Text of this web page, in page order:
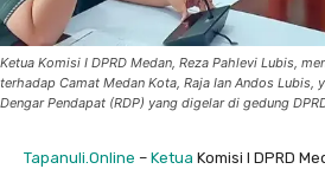
Ketua Komisi I DPRD Medan, Reza Pahlevi Lubis,
terhadap Camat Medan Kota, Raja Ian Andos Lubis,
Dengar Pendapat (RDP) yang digelar di gedung
Tapanuli.Online – Ketua Komisi I DPRD